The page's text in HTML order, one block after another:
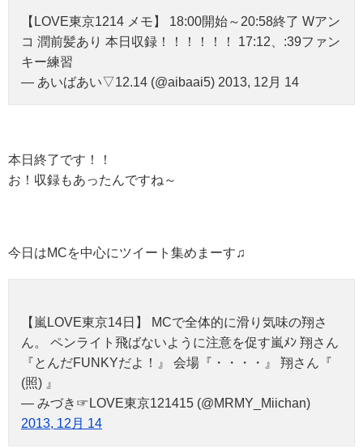
【LOVE東京1214 メモ】 18:00開始～20:58終了 Wアン
コ 潤前髪あり 本日収録！！！！！！ 17:12、:39ファン
キー練習
— あいばあい▽12.14 (@aibaai5) 2013, 12月 14
本日終了です！！
お！収録もあったんですね～
今日はMCを中心にツイート集めまーす♫
【嵐LOVE東京14日】 MCで全体的に滑り気味の翔さ
ん。 ペンライト飛ばないように注意を促す嵐ﾒﾝ 翔さん
『とんだFUNKYだよ！』 会場『・・・・』 翔さん『
(照) 』
— みづき☞LOVE東京121415 (@MRMY_Miichan)
2013, 12月 14